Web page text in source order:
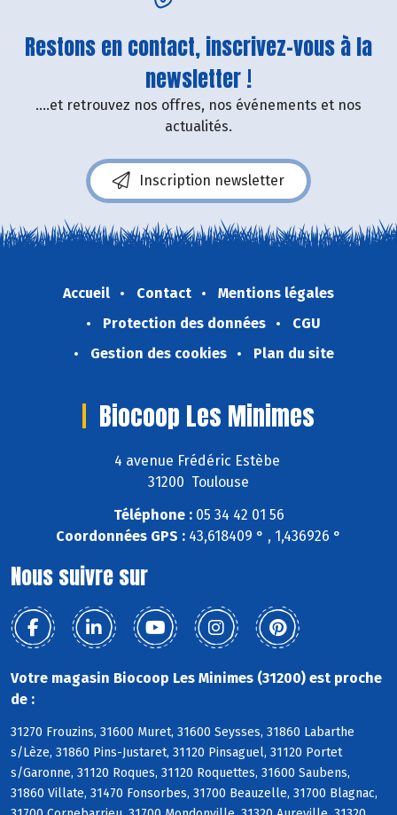
Restons en contact, inscrivez-vous à la
newsletter !
....et retrouvez nos offres, nos événements et nos
actualités.
Inscription newsletter
Accueil Contact
Mentions légales
Protection des données
CGU
Gestion des cookies
Plan du site
Biocoop Les Minimes
4 avenue Frédéric Estèbe
31200 Toulouse
Téléphone :05 34 42 01 56
Coordonnées GPS : 43,618409 ° , 1,436926 °
Nous suivre sur
Votre magasin Biocoop Les Minimes (31200) est proche
de :
31270 Frouzins, 31600 Muret, 31600 Seysses, 31860 Labarthe
s/Lèze, 31860 Pins-Justaret, 31120 Pinsaguel, 31120 Portet
s/Garonne, 31120 Roques, 31120 Roquettes, 31600 Saubens,
31860 Villate, 31470 Fonsorbes, 31700 Beauzelle, 31700 Blagnac,